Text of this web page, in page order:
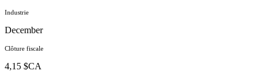
Industrie
December
Clôture fiscale
4,15 $CA